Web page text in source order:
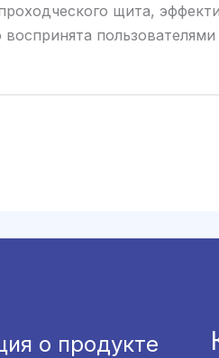
щита,
пользователями
о продукте